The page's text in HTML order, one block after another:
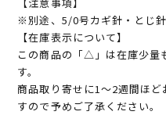
※別途、5/0号カギ針・とじ針
【在庫表示について】
この商品の「△」は在庫少量
す。
商品取り寄せに1～2週間ほ
すので予めご了承ください。